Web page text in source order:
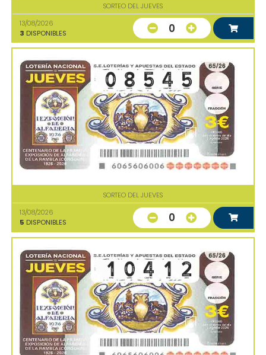
SORTEO DEL JUEVES
13/08/2026
3 DISPONIBLES 0
SORTEO DEL JUEVES
13/08/2026
5 DISPONIBLES 0